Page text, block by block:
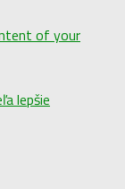
of your
lepšie